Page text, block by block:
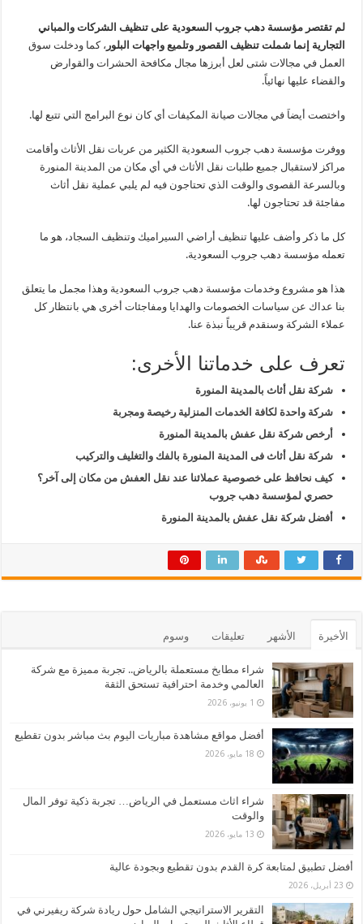
لم تقتصر مؤسسة دهب جروب السعودية على تنظيف الشركات والمباني
التجارية إنما شملت تنظيف القصور وتلميع واجهات البلور ، كما ودخلت سوق
العمل في مجالات شتى لعل أبرزها مجال مكافحة الحشرات والقوارض
والقضاء عليها نهائياً.
واختصت أيضاَ في مجالات صيانة المكيفات أي كان نوع البرامج التي تتبع لها.
ووفرت مؤسسة دهب جروب السعودية الكثير من عربات نقل الأثاث وأقامت
مراكز لاستقبال جميع طلبات نقل الأثاث في أي مكان من المدينة المنورة
وبالسرعة القصوى والوقت الذي تحتاجون فيه لم يلبي عملية نقل أثاث
مفاجئة قد تحتاجون لها.
كل ما ذكر وأضف عليها تنظيف أراضي السيراميك وتنظيف السجاد، هو ما
تعمله مؤسسة دهب جروب السعودية.
هذا هو مشروع وخدمات مؤسسة دهب جروب السعودية وهذا مجمل ما يتعلق
بنا عداك عن سياسات الخصومات والهدايا ومفاجئات أخرى هي بانتظار كل
عملاء الشركة وسنقدم قريباً نبذة عنا.
تعرف على خدماتنا الأخرى:
شركة نقل أثاث بالمدينة المنورة
شركة واحدة لكافة الخدمات المنزلية رخيصة ومجربة
أرخص شركة نقل عفش بالمدينة المنورة
شركة نقل أثاث فى المدينة المنورة بالفك والتغليف والتركيب
كيف نحافظ على خصوصية عملائنا عند نقل العفش من مكان إلى آخر؟
حصري لمؤسسة دهب جروب
أفضل شركة نقل عفش بالمدينة المنورة
الأخيرة الأشهر تعليقات وسوم
شراء مطابخ مستعملة بالرياض.. تجربة مميزة مع شركة
العالمي وخدمة احترافية تستحق الثقة
1 يونيو، 2026
أفضل مواقع مشاهدة مباريات اليوم بث مباشر بدون تقطيع
18 مايو، 2026
شراء اثاث مستعمل في الرياض… تجربة ذكية توفر المال
والوقت
13 مايو، 2026
أفضل تطبيق لمتابعة كرة القدم بدون تقطيع وبجودة عالية
23 أبريل، 2026
التقرير الاستراتيجي الشامل حول ريادة شركة ريفيرني في